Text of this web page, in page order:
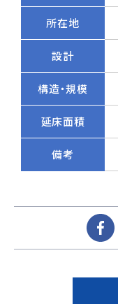
所在地
設計
構造・規模
延床面積
備考